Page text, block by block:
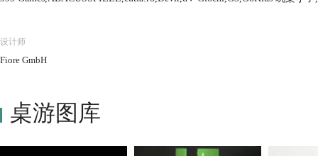
设计师
Fiore GmbH
桌游图库